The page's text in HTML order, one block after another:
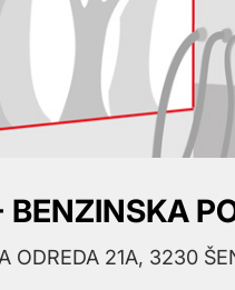
BENZINSKA
ODREDA 21A, 3230